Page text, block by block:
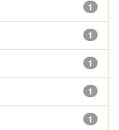
1
1
1
1
1